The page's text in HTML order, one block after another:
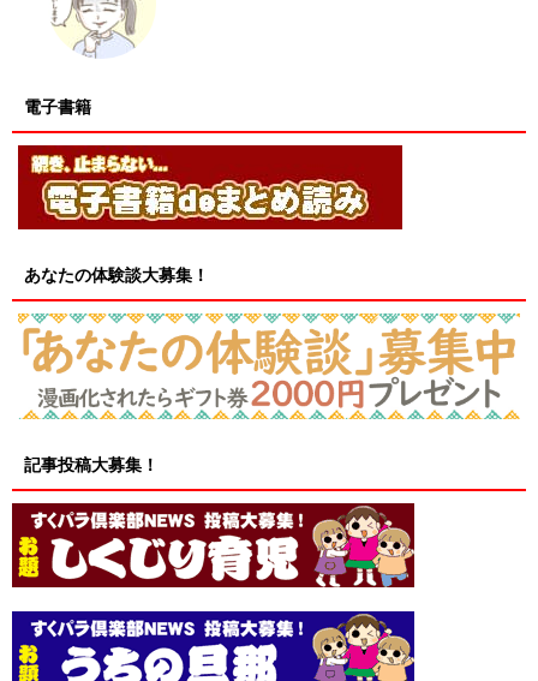
電子書籍
あなたの体験談大募集！
記事投稿大募集！